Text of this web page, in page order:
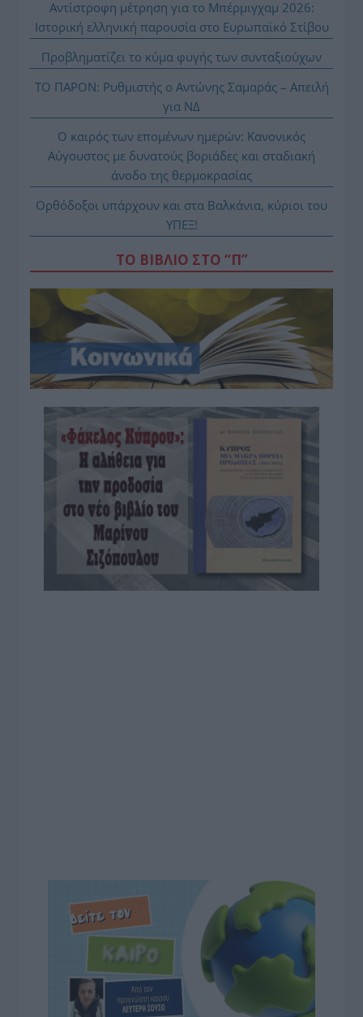
Αντίστροφη μέτρηση για το Μπέρμιγχαμ 2026:
Ιστορική ελληνική παρουσία στο Ευρωπαϊκό Στίβου
Προβληματίζει το κύμα φυγής των συνταξιούχων
ΤΟ ΠΑΡΟΝ: Ρυθμιστής ο Αντώνης Σαμαράς – Απειλή
για ΝΔ
Ο καιρός των επομένων ημερών: Κανονικός
Αύγουστος με δυνατούς βοριάδες και σταδιακή
άνοδο της θερμοκρασίας
Ορθόδοξοι υπάρχουν και στα Βαλκάνια, κύριοι του
ΥΠΕΞ!
ΤΟ ΒΙΒΛΙΟ ΣΤΟ “Π”